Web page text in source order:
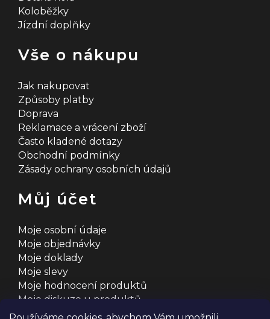
Koloběžky
Jízdní doplňky
Vše o nákupu
Jak nakupovat
Způsoby platby
Doprava
Reklamace a vrácení zboží
Často kladené dotazy
Obchodní podmínky
Zásady ochrany osobních údajů
Můj účet
Moje osobní údaje
Moje objednávky
Moje doklady
Moje slevy
Moje hodnocení produktů
Moje diskuze u produktů